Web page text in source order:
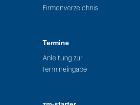
Firmenverzeichnis
Termine
Anleitung zur
Termineingabe